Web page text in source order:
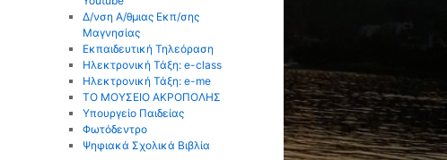
Δ/νση Α/θμιας Εκπ/σης
Μαγνησίας
Εκπαιδευτική Τηλεόραση
Ηλεκτρονική Τάξη: e-class
Ηλεκτρονική Τάξη: e-me
ΤΟ ΜΟΥΣΕΙΟ ΑΚΡΟΠΟΛΗΣ
Υπουργείο Παιδείας
Φωτόδεντρο
Ψηφιακά Σχολικά Βιβλία